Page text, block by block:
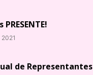
de Representantes